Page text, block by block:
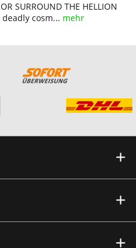
SURROUND THE HELLION
cosm... mehr